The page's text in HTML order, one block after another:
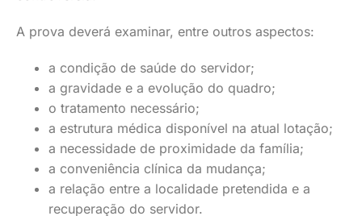
A prova deverá examinar, entre outros aspectos:
a condição de saúde do servidor;
a gravidade e a evolução do quadro;
o tratamento necessário;
a estrutura médica disponível na atual lotação;
a necessidade de proximidade da família;
a conveniência clínica da mudança;
a relação entre a localidade pretendida e a
recuperação do servidor.